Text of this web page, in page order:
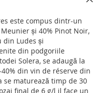
este compus dintr-un
și 40% Pinot Noir,
din Ludes și
din podgoriile
Solera, se adaugă la
din vin de réserve din
maturează timp de 30
final de 6 g/l il face un